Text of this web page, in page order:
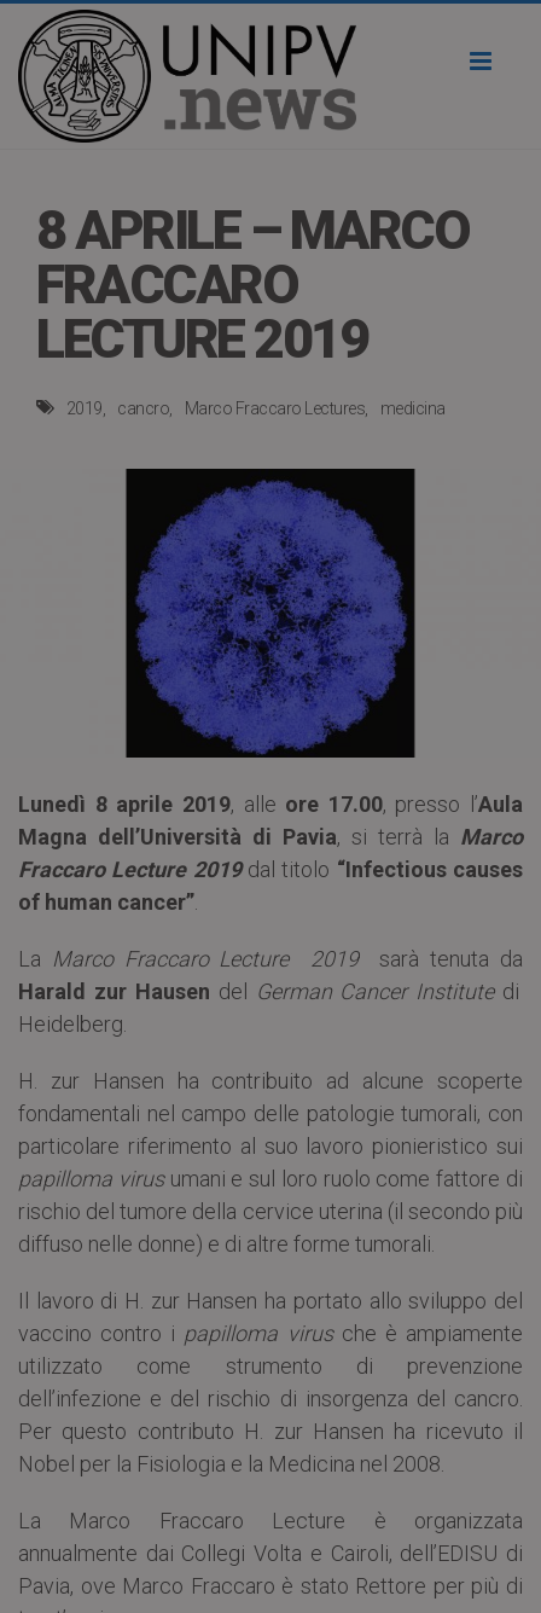
8 APRILE – MARCO
FRACCARO
LECTURE 2019
2019 cancro Marco Fraccaro Lectures medicina
Lunedì 8 aprile 2019, alle ore 17.00, presso l’Aula
Magna dell’Università di Pavia, si terrà la Marco
Fraccaro Lecture 2019dal titolo “Infectious causes
of human cancer”
La Marco Fraccaro Lecture 2019
sarà tenuta da
Harald zur Hausen del German Cancer Institutedi
Heidelberg.
H. zur Hansen ha contribuito ad alcune scoperte
fondamentali nel campo delle patologie tumorali, con
particolare riferimento al suo lavoro pionieristico sui
papilloma virusumani e sul loro ruolo come fattore di
rischio del tumore della cervice uterina (il secondo più
diffuso nelle donne) e di altre forme tumorali.
Il lavoro di H. zur Hansen ha portato allo sviluppo del
vaccino contro i papilloma virusche è ampiamente
utilizzato come strumento di prevenzione
dell’infezione e del rischio di insorgenza del cancro.
Per questo contributo H. zur Hansen ha ricevuto il
Nobel per la Fisiologia e la Medicina nel 2008.
La Marco Fraccaro Lecture è organizzata
annualmente dai Collegi Volta e Cairoli, dell’EDISU di
Pavia, ove Marco Fraccaro è stato Rettore per più di